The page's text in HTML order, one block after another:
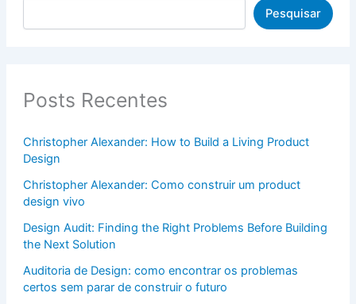
Pesquisar
Posts Recentes
Christopher Alexander: How to Build a Living Product
Design
Christopher Alexander: Como construir um product
design vivo
Design Audit: Finding the Right Problems Before Building
the Next Solution
Auditoria de Design: como encontrar os problemas
certos sem parar de construir o futuro